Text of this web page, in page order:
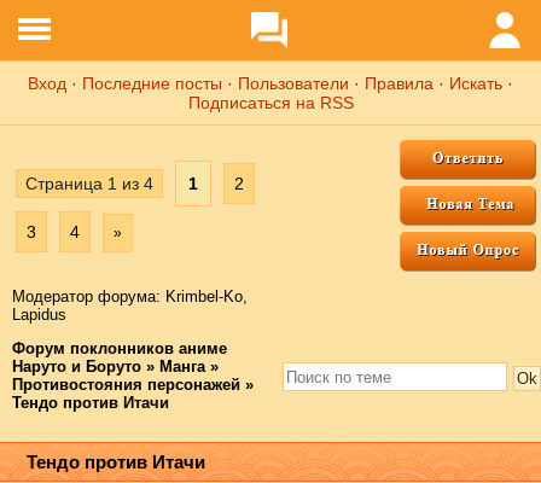
Вход · Последние посты · Пользователи · Правила · Искать ·
Подписаться на RSS
Страница 1 из 4 1 2
3 4 »
Модератор форума: Krimbel-Ko,
Lapidus
Форум поклонников аниме
Наруто и Боруто » Манга »
Противостояния персонажей »
Тендо против Итачи
Тендо против Итачи